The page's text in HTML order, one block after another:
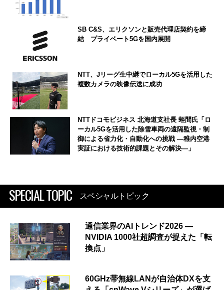
SB C&S、エリクソンと販売代理店契約を締
結 プライベート5Gを国内展開
NTT、Jリーグ生中継でローカル5Gを活用した
複数カメラの映像伝送に成功
NTTドコモビジネス 北海道支社長 蛭間氏「ロ
ーカル5Gを活用した除雪車両の遠隔監視・制
御による省力化・自動化への挑戦 ―稚内空港
実証における技術的課題とその解決―」
SPECIAL TOPIC スペシャルトピック
通信業界のAIトレンド2026 ―
NVIDIA 1000社超調査が捉えた「転
換点」
60GHz帯無線LANが自治体DXを支